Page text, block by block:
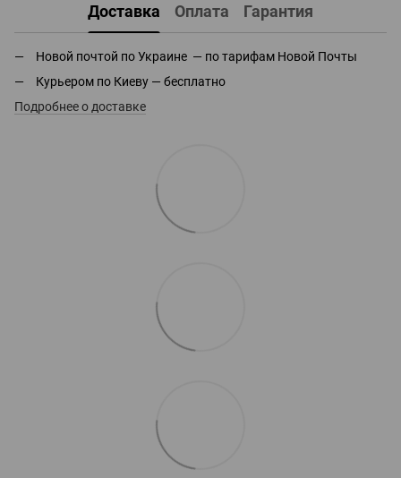
Доставка Оплата Гарантия
Новой почтой по Украине — по тарифам Новой Почты
Курьером по Киеву — бесплатно
Подробнее о доставке